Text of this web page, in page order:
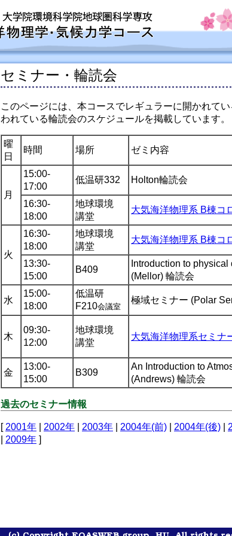
セミナー・輪読会
このページには、本コースでレギュラーに開かれて
われている輪読会のスケジュールを掲載しています。
曜
日
時間 場所 ゼミ内容
月
15:00-
17:00
低温研332 Holton輪読会
16:30-
18:00
地球環境
講堂
大気海洋物理系 B棟コ
火
16:30-
18:00
地球環境
講堂
大気海洋物理系 B棟コ
13:30-
15:00
B409
Introduction to
(Mellor) 輪読会
水
15:00-
18:00
低温研
F210会議室
極域セミナー (Polar
木
09:30-
12:00
地球環境
講堂
大気海洋物理系セミナ
金
13:00-
15:00
B309
An Introduction to
(Andrews) 輪読会
過去のセミナー情報
[ 2001年 2002年 2003年 2004年(前) 2004年(後)
2009年 ]